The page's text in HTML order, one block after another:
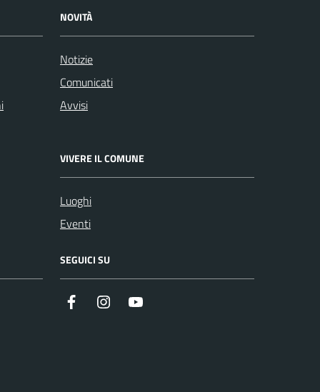
NOVITÀ
Notizie
Comunicati
Avvisi
VIVERE IL COMUNE
Luoghi
Eventi
SEGUICI SU
Facebook Instagram